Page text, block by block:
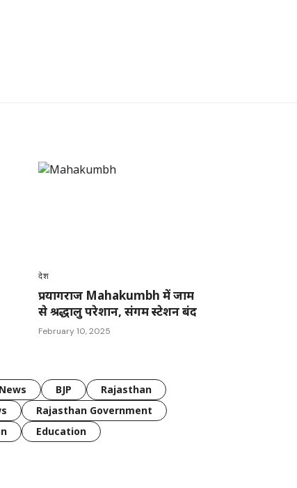
देश
प्रयागराज Mahakumbh में जाम
से श्रद्धालु परेशान, संगम स्टेशन बंद
February 10, 2025
BJP
Rajasthan
Rajasthan Government
Education